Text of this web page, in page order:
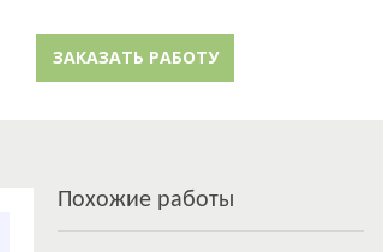
ЗАКАЗАТЬ РАБОТУ
Похожие работы